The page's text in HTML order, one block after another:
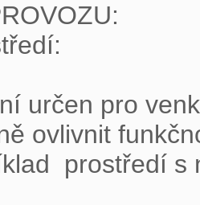
určen pro
ovlivnit
prostředí s